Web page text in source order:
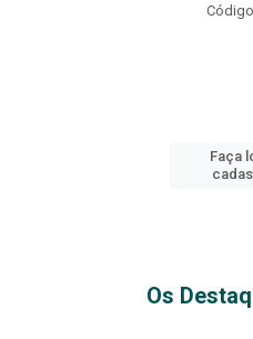
Faça
Os